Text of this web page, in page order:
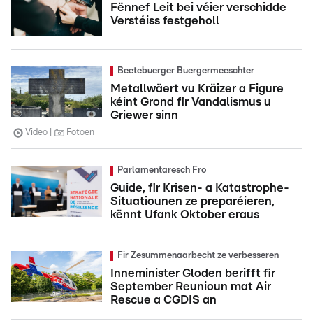
Fënnef Leit bei véier verschidde
Verstéiss festgeholl
Beetebuerger Buergermeeschter
Metallwäert vu Kräizer a Figure
kéint Grond fir Vandalismus u
Griewer sinn
Video Fotoen
Parlamentaresch Fro
Guide, fir Krisen- a Katastrophe-
Situatiounen ze preparéieren,
kënnt Ufank Oktober eraus
Fir Zesummenaarbecht ze verbesseren
Inneminister Gloden berifft fir
September Reunioun mat Air
Rescue a CGDIS an